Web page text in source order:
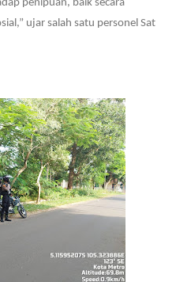
penipuan, baik secara
ujar salah satu personel Sat